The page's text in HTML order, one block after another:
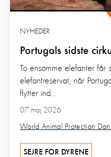
Portugals sidste
NYHEDER
07 maj 2026
World Animal Protection
To ensomme elefanter får
elefantreservat, når
flytter ind...
SEJRE FOR DYRENE